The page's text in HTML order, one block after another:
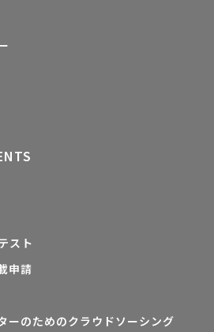
スト
申請
ーのためのクラウドソーシング